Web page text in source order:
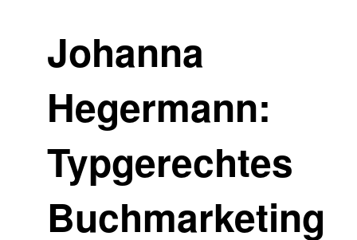
Johanna
Hegermann:
Typgerechtes
Buchmarketing